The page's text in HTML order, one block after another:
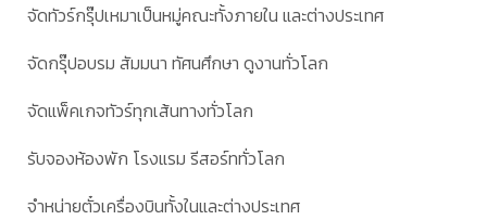
จัดทัวร์กรุ๊ปเหมาเป็นหมู่คณะทั้งภายใน และต่างประเทศ
จัดกรุ๊ปอบรม สัมมนา ทัศนศึกษา ดูงานทั่วโลก
จัดแพ็คเกจทัวร์ทุกเส้นทางทั่วโลก
รับจองห้องพัก โรงแรม รีสอร์ททั่วโลก
จำหน่ายตั๋วเครื่องบินทั้งในและต่างประเทศ